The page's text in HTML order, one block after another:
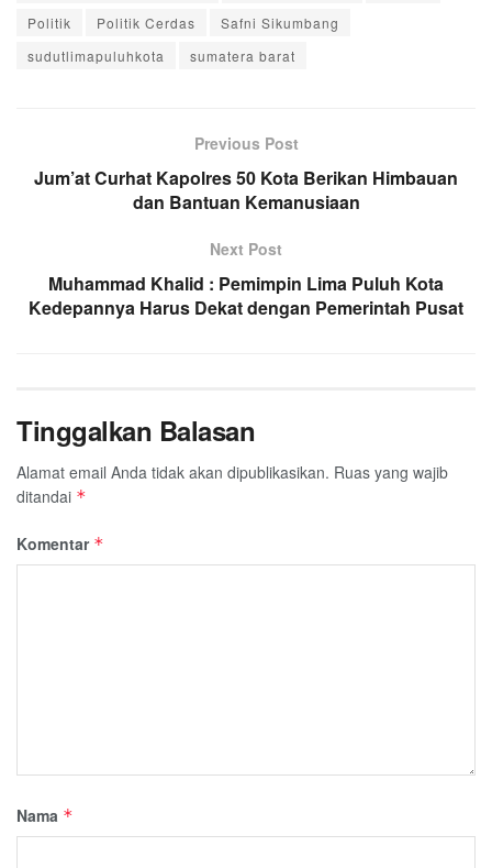
Politik
Politik Cerdas
Safni Sikumbang
sudutlimapuluhkota
sumatera barat
Previous Post
Jum’at Curhat Kapolres 50 Kota Berikan Himbauan
dan Bantuan Kemanusiaan
Next Post
Muhammad Khalid : Pemimpin Lima Puluh Kota
Kedepannya Harus Dekat dengan Pemerintah Pusat
Tinggalkan Balasan
Alamat email Anda tidak akan dipublikasikan. Ruas yang wajib
ditandai *
Komentar *
Nama *